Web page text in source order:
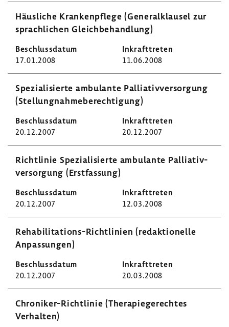
Häus­liche Kran­ken­pflege (Gene­ral­klausel zur
sprach­li­chen Gleich­be­hand­lung)
17.01.2008 11.06.2008
Spezia­li­sierte ambu­lante Pallia­tiv­ver­sor­gung
(Stel­lung­nah­me­be­rech­ti­gung)
20.12.2007 20.12.2007
Richt­linie Spezia­li­sierte ambu­lante Pallia­tiv­
ver­sor­gung (Erst­fas­sung)
20.12.2007 12.03.2008
Rehabilitations-​Richtlinien (redak­tio­nelle
Anpas­sungen)
20.12.2007 20.03.2008
Chroniker-​Richtlinie (Thera­pie­ge­rechtes
Verhalten)